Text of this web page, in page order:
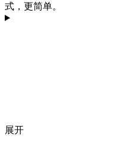
式，更简单。
展开